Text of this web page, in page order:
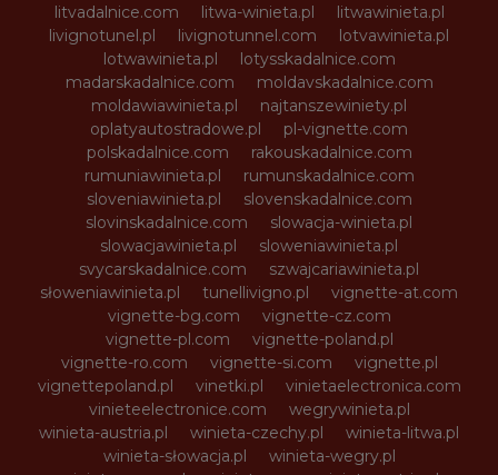
litvadalnice.com
litwa-winieta.pl
litwawinieta.pl
livignotunel.pl
livignotunnel.com
lotvawinieta.pl
lotwawinieta.pl
lotysskadalnice.com
madarskadalnice.com
moldavskadalnice.com
moldawiawinieta.pl
najtanszewiniety.pl
oplatyautostradowe.pl
pl-vignette.com
polskadalnice.com
rakouskadalnice.com
rumuniawinieta.pl
rumunskadalnice.com
sloveniawinieta.pl
slovenskadalnice.com
slovinskadalnice.com
slowacja-winieta.pl
slowacjawinieta.pl
sloweniawinieta.pl
svycarskadalnice.com
szwajcariawinieta.pl
słoweniawinieta.pl
tunellivigno.pl
vignette-at.com
vignette-bg.com
vignette-cz.com
vignette-pl.com
vignette-poland.pl
vignette-ro.com
vignette-si.com
vignette.pl
vignettepoland.pl
vinetki.pl
vinietaelectronica.com
vinieteelectronice.com
wegrywinieta.pl
winieta-austria.pl
winieta-czechy.pl
winieta-litwa.pl
winieta-słowacja.pl
winieta-wegry.pl